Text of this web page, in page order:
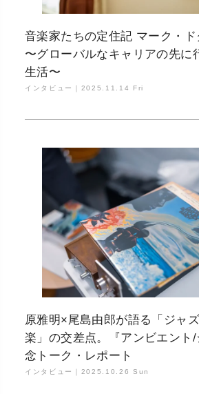
音楽家たちの定住記 マーク・
〜グローバルなキャリアの先に
生活〜
インタビュー｜ 2025.11.14 Fri
原雅明×尾島由郎が語る「ジャ
楽」の交差点。『アンビエント
念トーク・レポート
インタビュー｜ 2025.10.26 Sun